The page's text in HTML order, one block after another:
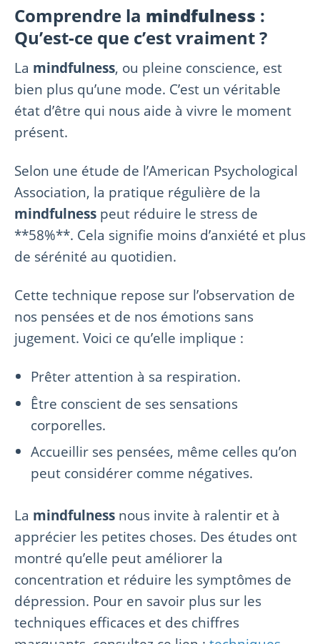
Comprendre la mindfulness :
Qu’est-ce que c’est vraiment ?
La mindfulness, ou pleine conscience, est
bien plus qu’une mode. C’est un véritable
état d’être qui nous aide à vivre le moment
présent.
Selon une étude de l’American Psychological
Association, la pratique régulière de la
mindfulness peut réduire le stress de
**58%**. Cela signifie moins d’anxiété et plus
de sérénité au quotidien.
Cette technique repose sur l’observation de
nos pensées et de nos émotions sans
jugement. Voici ce qu’elle implique :
Prêter attention à sa respiration.
Être conscient de ses sensations
corporelles.
Accueillir ses pensées, même celles qu’on
peut considérer comme négatives.
La mindfulness nous invite à ralentir et à
apprécier les petites choses. Des études ont
montré qu’elle peut améliorer la
concentration et réduire les symptômes de
dépression. Pour en savoir plus sur les
techniques efficaces et des chiffres